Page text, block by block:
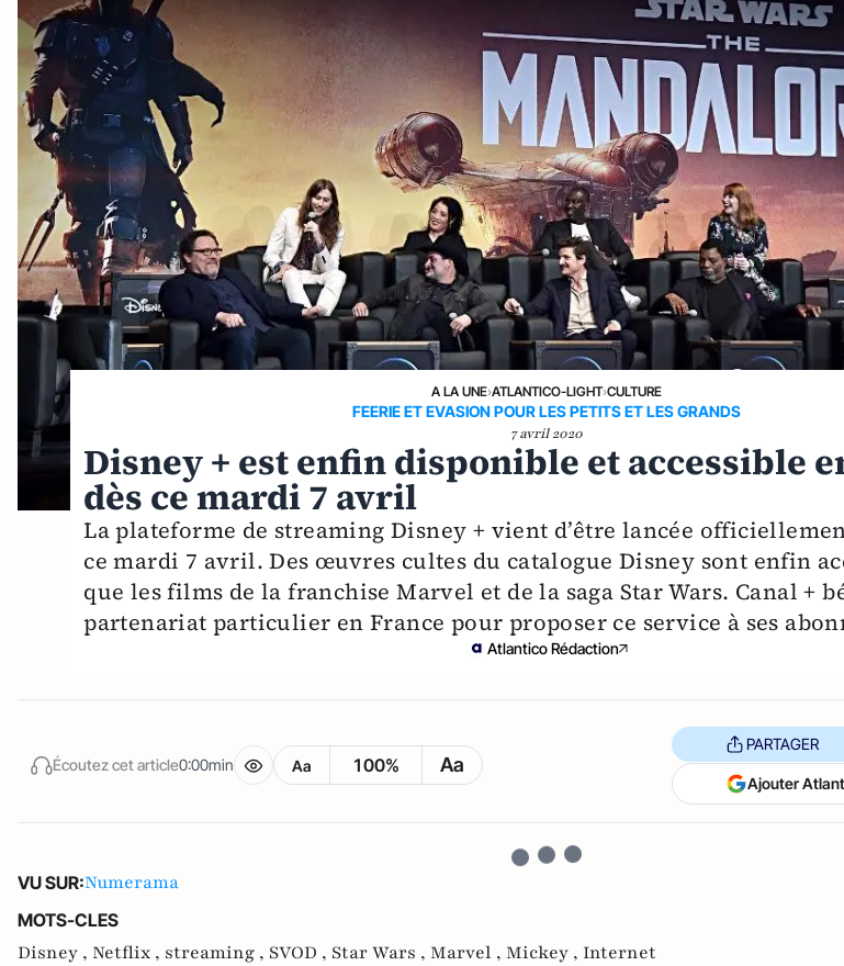
A LA UNE›ATLANTICO-LIGHT›CULTURE
FEERIE ET EVASION POUR LES PETITS ET LES GRANDS
7 avril 2020
Disney + est enfin disponible et accessible
dès ce mardi 7 avril
La plateforme de streaming Disney + vient d’être lancée
ce mardi 7 avril. Des œuvres cultes du catalogue Disney sont enfin
que les films de la franchise Marvel et de la saga Star Wars. Canal +
partenariat particulier en France pour proposer ce service à ses
Atlantico Rédaction
Écoutez cet article0:00min Aa 100% Aa
PARTAGER
Ajouter
VU SUR:Numerama
MOTS-CLES
Disney , Netflix , streaming , SVOD , Star Wars , Marvel , Mickey , Internet